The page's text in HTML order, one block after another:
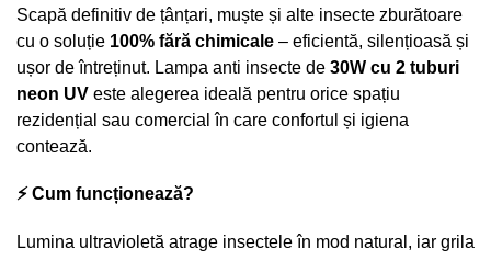
Scapă definitiv de țânțari, muște și alte insecte zburătoare
cu o soluție 100% fără chimicale – eficientă, silențioasă și
ușor de întreținut. Lampa anti insecte de 30W cu 2 tuburi
neon UV este alegerea ideală pentru orice spațiu
rezidențial sau comercial în care confortul și igiena
contează.
⚡ Cum funcționează?
Lumina ultravioletă atrage insectele în mod natural, iar grila